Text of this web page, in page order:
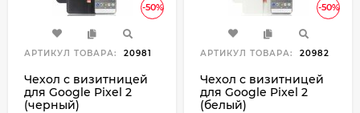
-50%
АРТИКУЛ ТОВАРА: 20981
Чехол с визитницей
для Google Pixel 2
(черный)
-50%
АРТИКУЛ ТОВАРА: 20982
Чехол с визитницей
для Google Pixel 2
(белый)